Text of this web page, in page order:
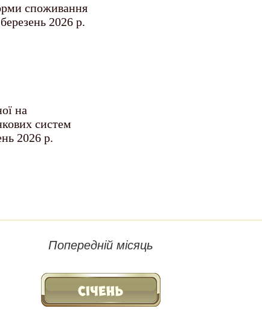
споживання
2026 р.
на
систем
2026 р.
Попередній місяць